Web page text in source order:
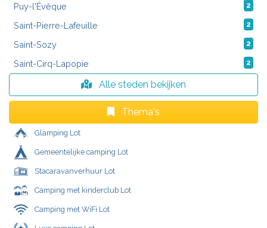
Puy-l'Évêque 2
Saint-Pierre-Lafeuille 2
Saint-Sozy 2
Saint-Cirq-Lapopie 2
Alle steden bekijken
Thema's
Glamping Lot
Gemeentelijke camping Lot
Stacaravanverhuur Lot
Camping met kinderclub Lot
Camping met WiFi Lot